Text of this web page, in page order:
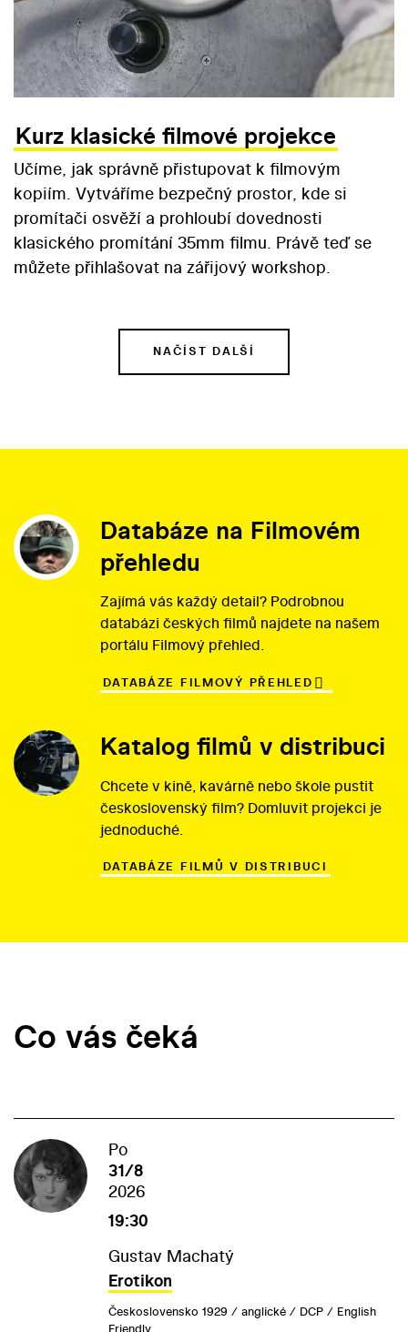
Kurz klasické filmové projekce
Učíme, jak správně přistupovat k filmovým
kopiím. Vytváříme bezpečný prostor, kde si
promítači osvěží a prohloubí dovednosti
klasického promítání 35mm filmu. Právě teď se
můžete přihlašovat na zářijový workshop.
NAČÍST DALŠÍ
Databáze na Filmovém
přehledu
Zajímá vás každý detail? Podrobnou
databázi českých filmů najdete na našem
portálu Filmový přehled.
DATABÁZE FILMOVÝ PŘEHLED
Katalog filmů v distribuci
Chcete v kině, kavárně nebo škole pustit
československý film? Domluvit projekci je
jednoduché.
DATABÁZE FILMŮ V DISTRIBUCI
Co vás čeká
Po
31/8
2026
19:30
Gustav Machatý
Erotikon
Československo 1929 / anglické / DCP / English
Friendly